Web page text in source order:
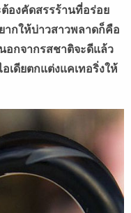
องคัดสรรร้านที่อร่อย
ากให้บ่าวสาวพลาดก็คือ
อกจากรสชาติจะดีแล้ว
เดียตกแต่งแคเทอริ่งให้